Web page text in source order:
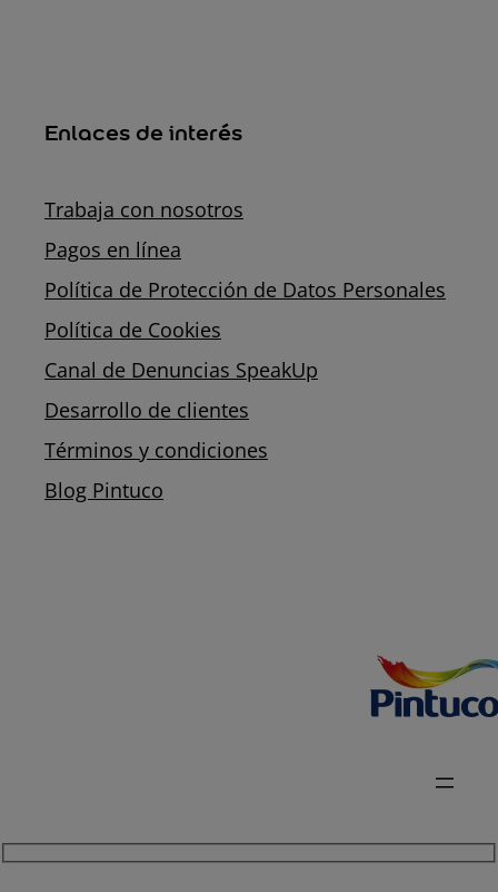
Enlaces de interés
Trabaja con nosotros
Pagos en línea
Política de Protección de Datos Personales
Política de Cookies
Canal de Denuncias SpeakUp
Desarrollo de clientes
Términos y condiciones
Blog Pintuco